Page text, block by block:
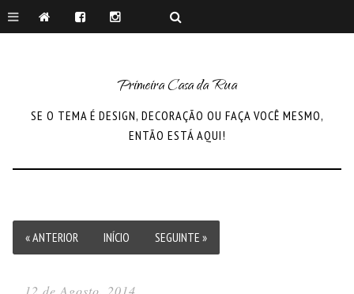
Primeira Casa da Rua
SE O TEMA É DESIGN, DECORAÇÃO OU FAÇA VOCÊ MESMO,
ENTÃO ESTÁ AQUI!
« ANTERIOR INÍCIO SEGUINTE »
12 de Agosto, 2014